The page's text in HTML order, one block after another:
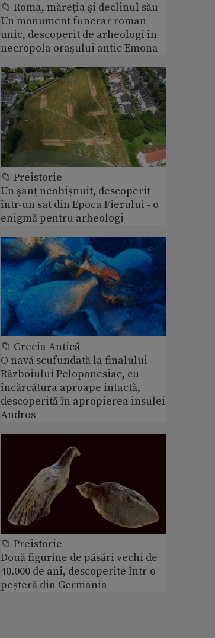
📁 Roma, măreţia şi declinul său
Un monument funerar roman
unic, descoperit de arheologi în
necropola orașului antic Emona
📁 Preistorie
Un șanț neobișnuit, descoperit
într-un sat din Epoca Fierului - o
enigmă pentru arheologi
📁 Grecia Antică
O navă scufundată la finalului
Războiului Peloponesiac, cu
încărcătura aproape intactă,
descoperită în apropierea insulei
Andros
📁 Preistorie
Două figurine de păsări vechi de
40.000 de ani, descoperite într-o
peșteră din Germania